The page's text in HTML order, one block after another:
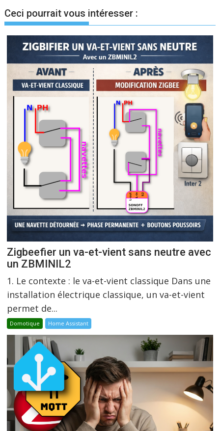
Ceci pourrait vous intéresser :
Zigbeefier un va-et-vient sans neutre avec
un ZBMINIL2
1. Le contexte : le va-et-vient classique Dans une
installation électrique classique, un va-et-vient
permet de...
Domotique Home Assistant